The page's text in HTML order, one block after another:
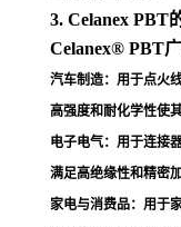
3. Celanex PBT
Celanex® PBT
汽车制造：用于点火
高强度和耐化学性使
电子电气：用于连接
满足高绝缘性和精密
家电与消费品：用于